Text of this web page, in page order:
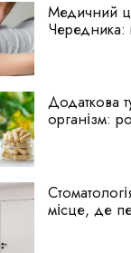
Медичний
Чередника:
Додаткова
організм:
місце, де